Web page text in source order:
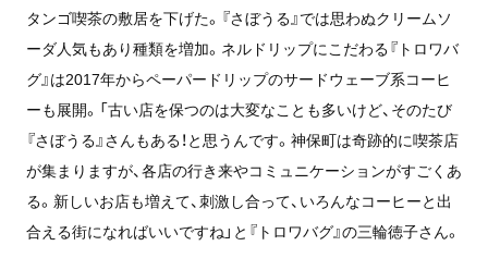
タンゴ喫茶の敷居を下げた。『さぼうる』では思わぬクリームソ
ーダ人気もあり種類を増加。ネルドリップにこだわる『トロワバ
グ』は2017年からペーパードリップのサードウェーブ系コーヒ
ーも展開。「古い店を保つのは大変なことも多いけど、そのたび
『さぼうる』さんもある！と思うんです。神保町は奇跡的に喫茶店
が集まりますが、各店の行き来やコミュニケーションがすごくあ
る。新しいお店も増えて、刺激し合って、いろんなコーヒーと出
合える街になればいいですね」と『トロワバグ』の三輪徳子さん。